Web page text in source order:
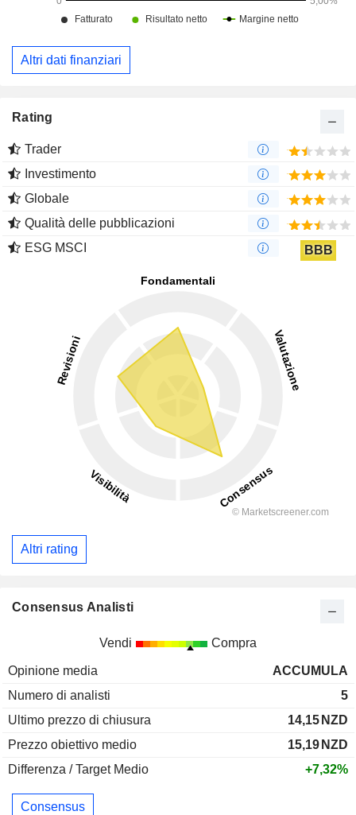
Altri dati finanziari
Rating
Trader
Investimento
Globale
Qualità delle pubblicazioni
ESG MSCI
BBB
Altri rating
Consensus Analisti
Vendi Compra
Opinione media
ACCUMULA
Numero di analisti
5
Ultimo prezzo di chiusura
14,15 NZD
Prezzo obiettivo medio
15,19 NZD
Differenza / Target Medio
+7,32%
Consensus